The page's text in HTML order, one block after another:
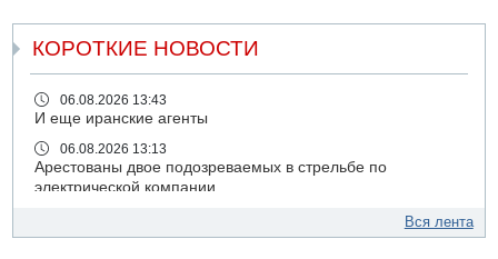
КОРОТКИЕ НОВОСТИ
06.08.2026 13:43
И еще иранские агенты
06.08.2026 13:13
Арестованы двое подозреваемых в стрельбе по
электрической компании
Возле Кирьят-Арбы пожар на местности
Вся лента